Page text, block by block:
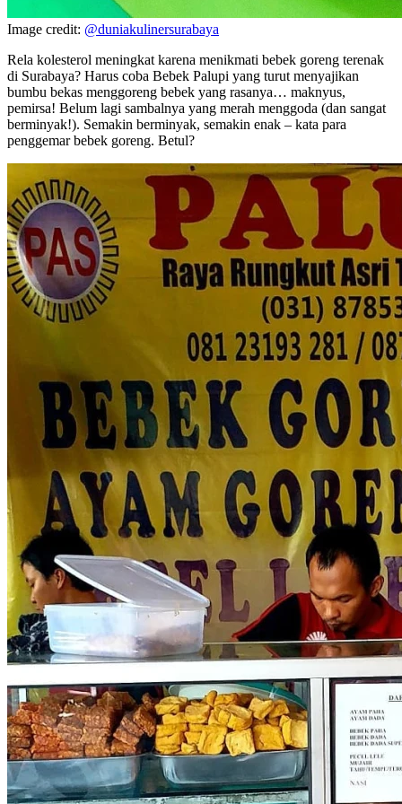
Image credit: @duniakulinersurabaya
Rela kolesterol meningkat karena menikmati bebek goreng terenak
di Surabaya? Harus coba Bebek Palupi yang turut menyajikan
bumbu bekas menggoreng bebek yang rasanya… maknyus,
pemirsa! Belum lagi sambalnya yang merah menggoda (dan sangat
berminyak!). Semakin berminyak, semakin enak – kata para
penggemar bebek goreng. Betul?